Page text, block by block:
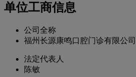
单位工商信息
公司全称
福州长源康鸣口腔门诊有限公司
法定代表人
陈敏